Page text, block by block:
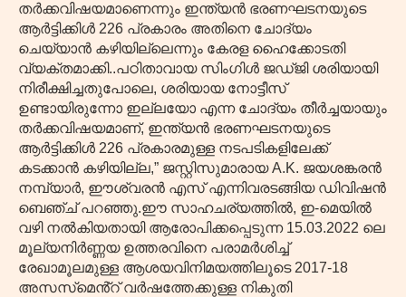
തർക്കവിഷയമാണെന്നും ഇന്ത്യൻ ഭരണഘടനയുടെ
ആർട്ടിക്കിൾ 226 പ്രകാരം അതിനെ ചോദ്യം
ചെയ്യാൻ കഴിയില്ലെന്നും കേരള ഹൈക്കോടതി
വ്യക്തമാക്കി..പഠിതാവായ സിംഗിൾ ജഡ്ജി ശരിയായി
നിരീക്ഷിച്ചതുപോലെ, ശരിയായ നോട്ടീസ്
ഉണ്ടായിരുന്നോ ഇല്ലയോ എന്ന ചോദ്യം തീർച്ചയായും
തർക്കവിഷയമാണ്, ഇന്ത്യൻ ഭരണഘടനയുടെ
ആർട്ടിക്കിൾ 226 പ്രകാരമുള്ള നടപടികളിലേക്ക്
കടക്കാൻ കഴിയില്ല,” ജസ്റ്റിസുമാരായ Α.Κ. ജയശങ്കരൻ
നമ്പ്യാർ, ഈശ്വരൻ എസ് എന്നിവരടങ്ങിയ ഡിവിഷൻ
ബെഞ്ച് പറഞ്ഞു.ഈ സാഹചര്യത്തിൽ, ഇ-മെയിൽ
വഴി നൽകിയതായി ആരോപിക്കപ്പെടുന്ന 15.03.2022 ലെ
മൂല്യനിർണ്ണയ ഉത്തരവിനെ പരാമർശിച്ച്
രേഖാമൂലമുള്ള ആശയവിനിമയത്തിലൂടെ 2017-18
അസസ്‌മെൻ്റ് വർഷത്തേക്കുള്ള നികുതി